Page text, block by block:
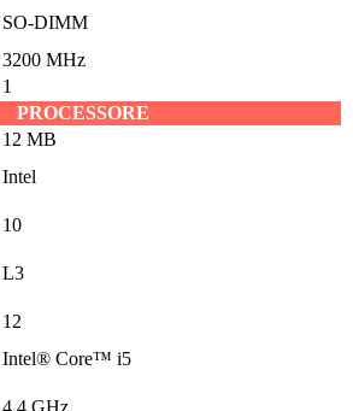
SO-DIMM
3200 MHz
1
PROCESSORE
12 MB
Intel
10
L3
12
Intel® Core™ i5